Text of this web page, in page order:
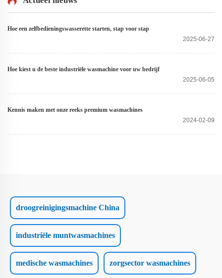
Hoe een zelfbedieningswasserette starten, stap voor stap
2025-06-27
Hoe kiest u de beste industriële wasmachine voor uw bedrijf
2025-06-05
Kennis maken met onze reeks premium wasmachines
2024-02-09
droogreinigingsmachine China
industriële muntwasmachines
medische wasmachines zorgsector wasmachines